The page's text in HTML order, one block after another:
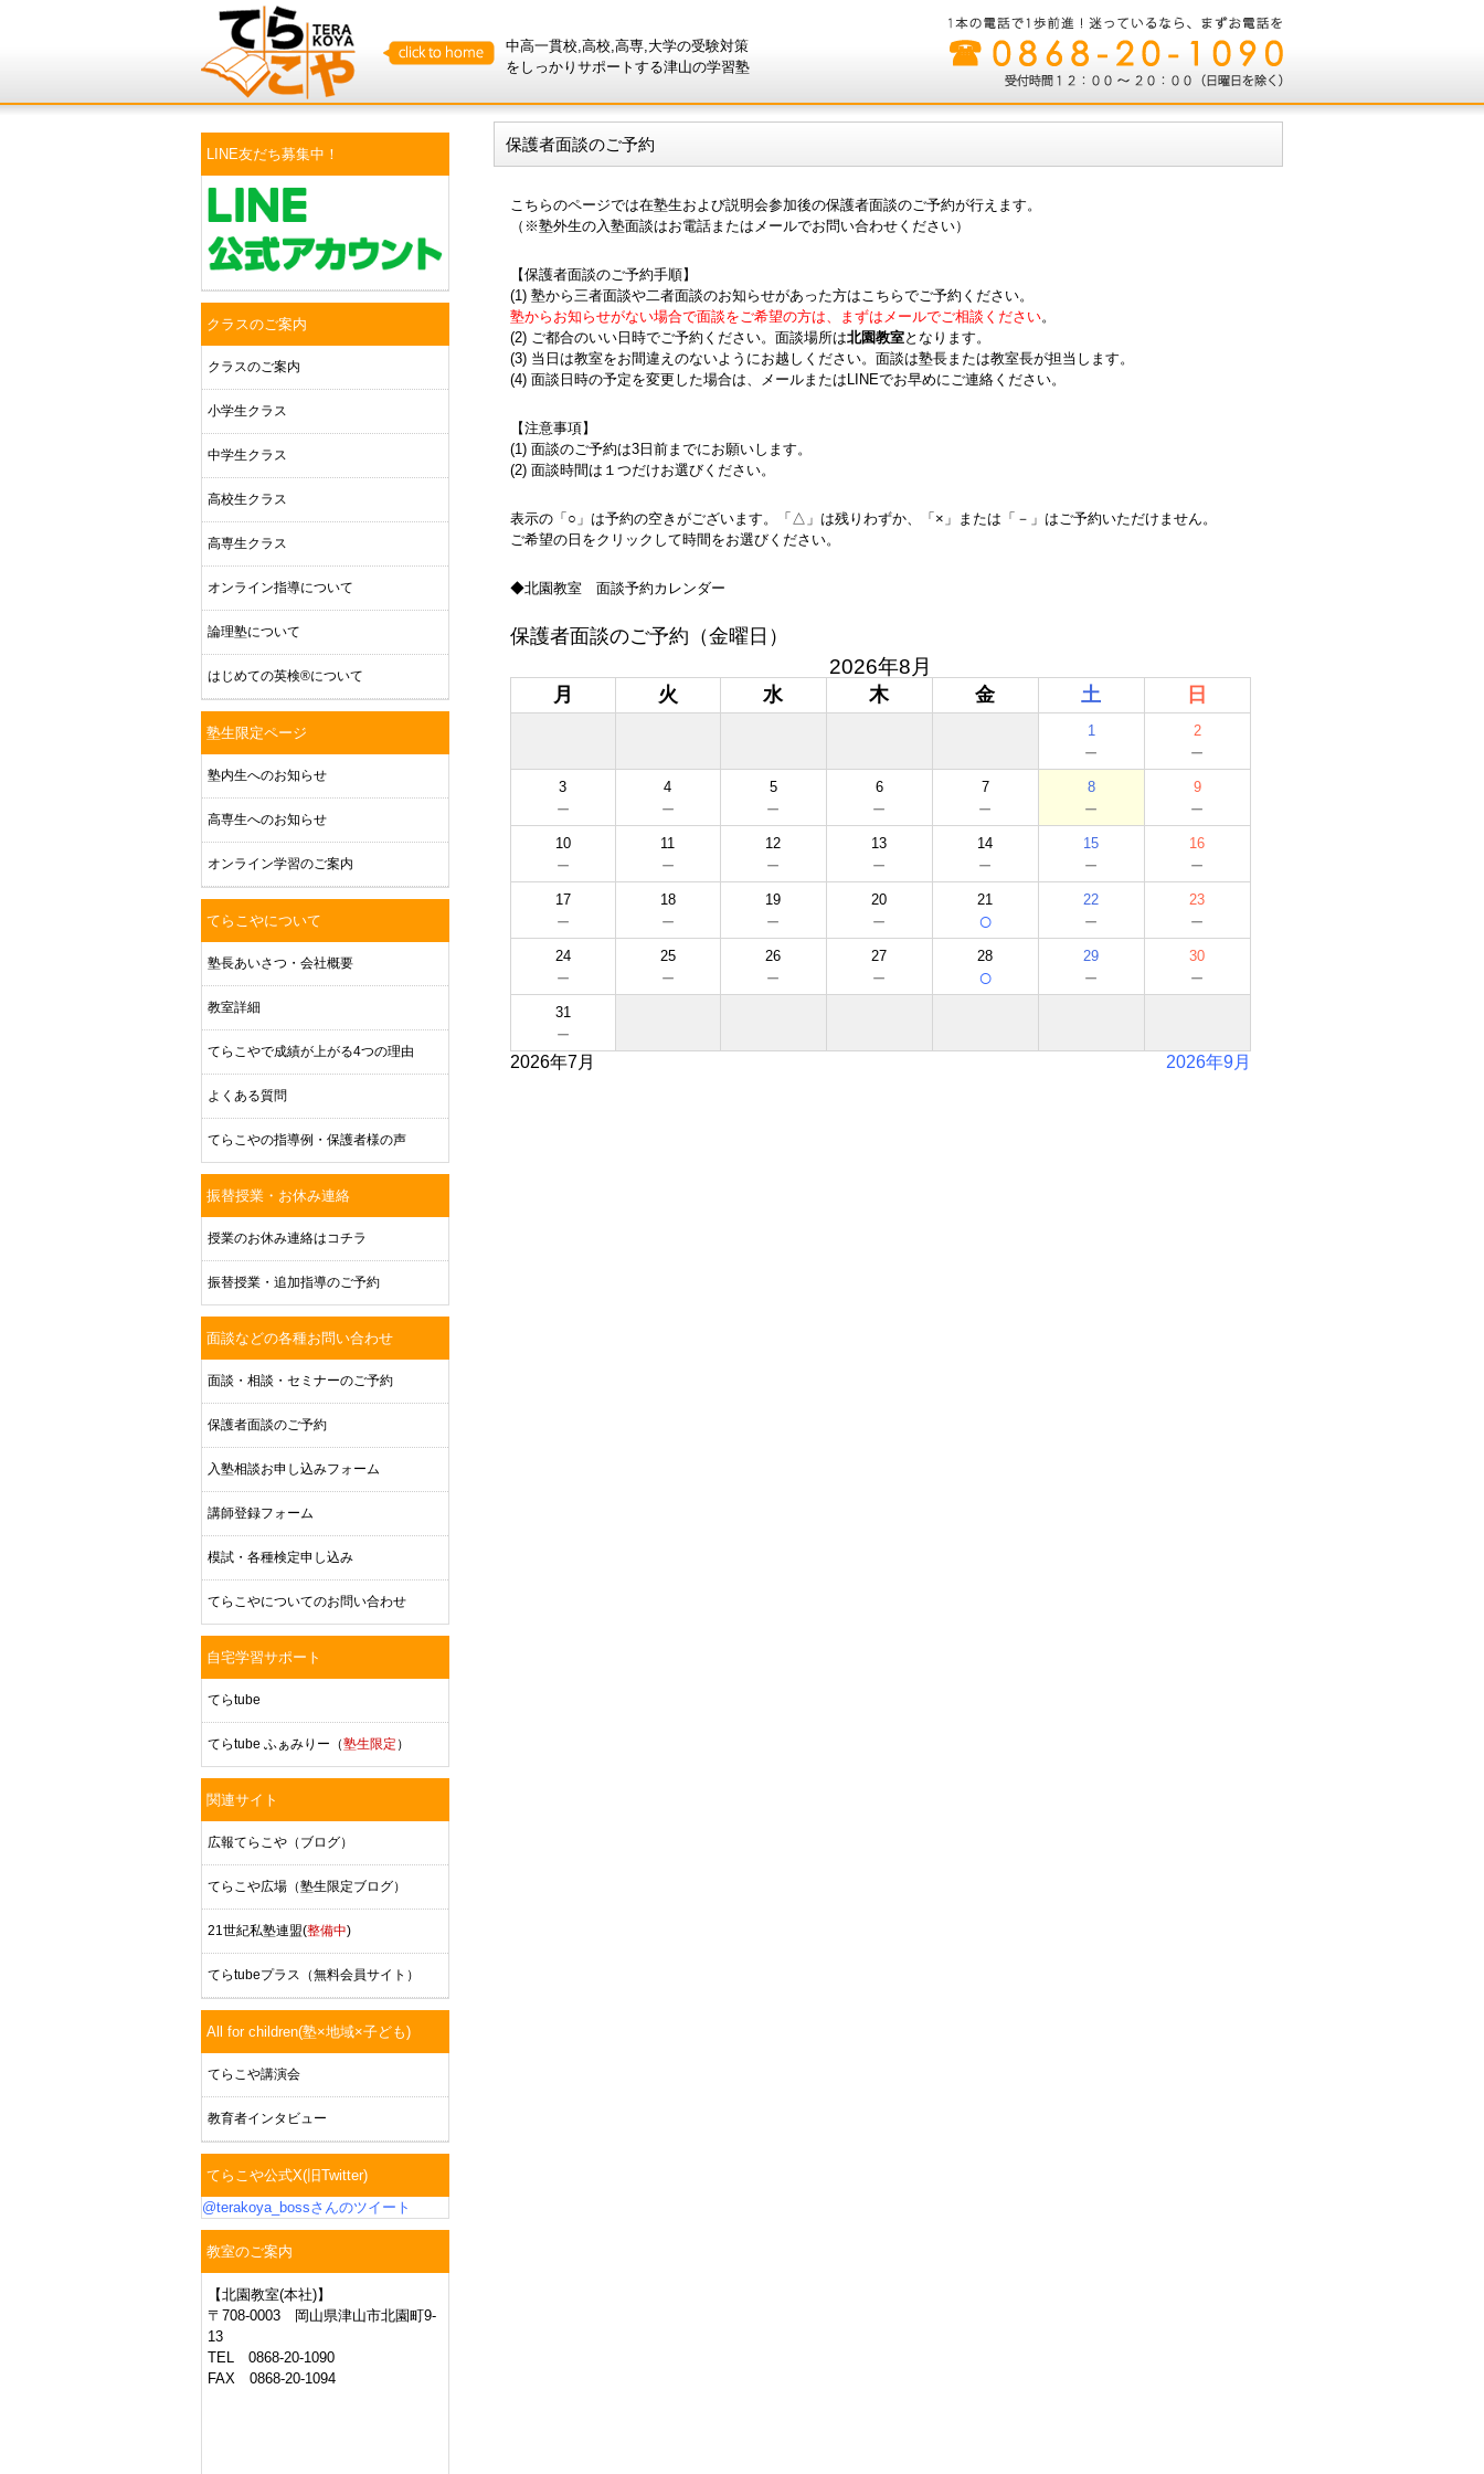
中高一貫校,高校,高専,大学の受験対策
をしっかりサポートする津山の学習塾
LINE友だち募集中！
クラスのご案内
クラスのご案内
小学生クラス
中学生クラス
高校生クラス
高専生クラス
オンライン指導について
論理塾について
はじめての英検®について
塾生限定ページ
塾内生へのお知らせ
高専生へのお知らせ
オンライン学習のご案内
てらこやについて
塾長あいさつ・会社概要
教室詳細
てらこやで成績が上がる4つの理由
よくある質問
てらこやの指導例・保護者様の声
振替授業・お休み連絡
授業のお休み連絡はコチラ
振替授業・追加指導のご予約
面談などの各種お問い合わせ
面談・相談・セミナーのご予約
保護者面談のご予約
入塾相談お申し込みフォーム
講師登録フォーム
模試・各種検定申し込み
てらこやについてのお問い合わせ
自宅学習サポート
てらtube
てらtube ふぁみりー（塾生限定 ）
関連サイト
広報てらこや（ブログ）
てらこや広場（塾生限定ブログ）
21世紀私塾連盟(整備中)
てらtubeプラス（無料会員サイト）
All for children(塾×地域×子ども)
てらこや講演会
教育者インタビュー
てらこや公式X(旧Twitter)
@terakoya_bossさんのツイート
教室のご案内
【北園教室(本社)】
〒708-0003 岡山県津山市北園町9-
13
TEL 0868-20-1090
FAX 0868-20-1094
保護者面談のご予約
こちらのページでは在塾生および説明会参加後の保護者面談のご予約が行えます。
（※塾外生の入塾面談はお電話またはメールでお問い合わせください）
【保護者面談のご予約手順】
(1) 塾から三者面談や二者面談のお知らせがあった方はこちらでご予約ください。
塾からお知らせがない場合で面談をご希望の方は、まずはメールでご相談ください。
(2) ご都合のいい日時でご予約ください。面談場所は北園教室となります。
(3) 当日は教室をお間違えのないようにお越しください。面談は塾長または教室長が担当します。
(4) 面談日時の予定を変更した場合は、メールまたはLINEでお早めにご連絡ください。
【注意事項】
(1) 面談のご予約は3日前までにお願いします。
(2) 面談時間は１つだけお選びください。
表示の「○」は予約の空きがございます。「△」は残りわずか、「×」または「－」はご予約いただけません。
ご希望の日をクリックして時間をお選びください。
◆北園教室 面談予約カレンダー
保護者面談のご予約（金曜日）
2026年8月
月 火 水 木 金 土 日
1
－
2
－
3
－
4
－
5
－
6
－
7
－
8
－
9
－
10
－
11
－
12
－
13
－
14
－
15
－
16
－
17
－
18
－
19
－
20
－
21
○
22
－
23
－
24
－
25
－
26
－
27
－
28
○
29
－
30
－
31
－
2026年7月 2026年9月